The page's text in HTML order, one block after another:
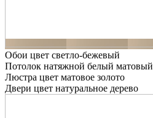
Обои цвет светло-бежевый
Потолок натяжной белый матовый
Люстра цвет матовое золото
Двери цвет натуральное дерево